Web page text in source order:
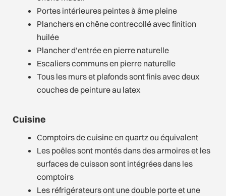
Portes intérieures peintes à âme pleine
Planchers en chêne contrecollé avec finition
huilée
Plancher d’entrée en pierre naturelle
Escaliers communs en pierre naturelle
Tous les murs et plafonds sont finis avec deux
couches de peinture au latex
Cuisine
Comptoirs de cuisine en quartz ou équivalent
Les poêles sont montés dans des armoires et les
surfaces de cuisson sont intégrées dans les
comptoirs
Les réfrigérateurs ont une double porte et une